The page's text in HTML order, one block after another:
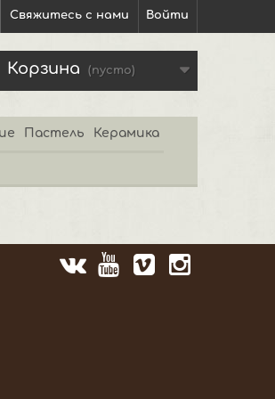
Войти
Свяжитесь с нами
Корзина (пусто)
Пастель Керамика